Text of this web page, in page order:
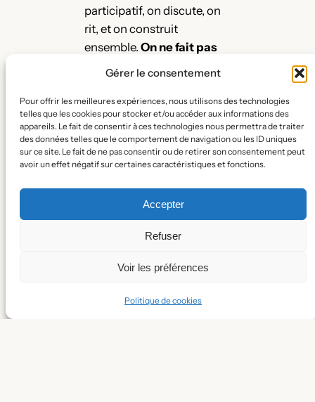
Gérer le consentement
Pour offrir les meilleures expériences, nous utilisons des technologies
telles que les cookies pour stocker et/ou accéder aux informations des
appareils. Le fait de consentir à ces technologies nous permettra de traiter
des données telles que le comportement de navigation ou les ID uniques
sur ce site. Le fait de ne pas consentir ou de retirer son consentement peut
avoir un effet négatif sur certaines caractéristiques et fonctions.
Accepter
Refuser
Voir les préférences
Politique de cookies
participatif, on discute, on
rit, et on construit
ensemble. On ne fait pas
d’enfance de nos petits.
Pour une école citoyenne et solidaire.
Nous contacter